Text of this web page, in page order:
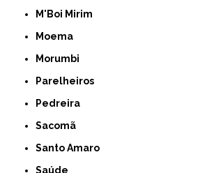
M'Boi Mirim
Moema
Morumbi
Parelheiros
Pedreira
Sacomã
Santo Amaro
Saúde